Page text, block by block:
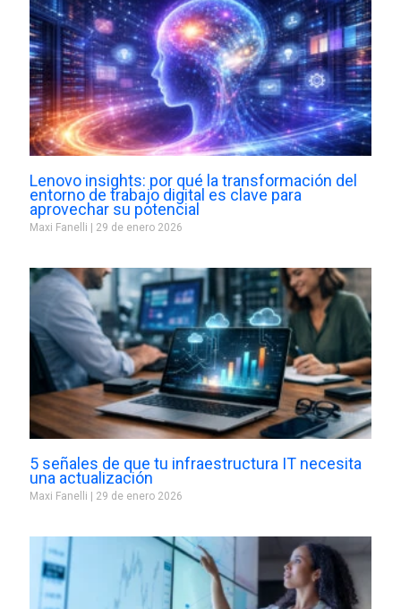
Lenovo insights: por qué la transformación del
entorno de trabajo digital es clave para
aprovechar su potencial
Maxi Fanelli 29 de enero 2026
5 señales de que tu infraestructura IT necesita
una actualización
Maxi Fanelli 29 de enero 2026